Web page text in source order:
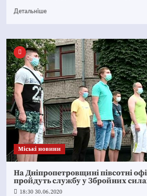
Детальніше
Mіські новини
На Дніпропетровщині півсотні
пройдуть службу у Збройних
18:30 30.06.2020